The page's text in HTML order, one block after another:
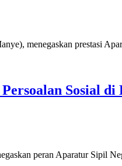
menegaskan prestasi
Sosial di
peran Aparatur Sipil